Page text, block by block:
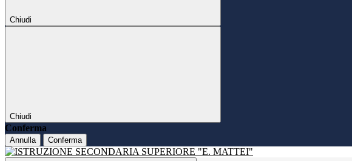
Chiudi
Chiudi
Conferma
Annulla Conferma